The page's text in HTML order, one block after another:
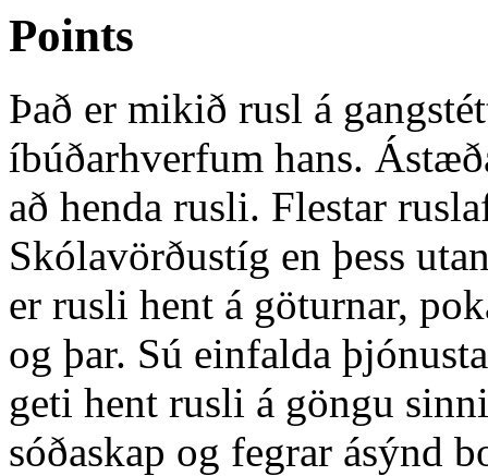
Points
Það er mikið rusl á
íbúðarhverfum hans.
að henda rusli. Flestar
Skólavörðustíg en þess
er rusli hent á göturnar,
og þar. Sú einfalda
geti hent rusli á göngu
sóðaskap og fegrar ásýnd